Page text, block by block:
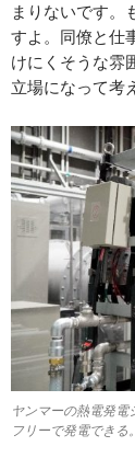
まりないです。
すよ。同僚と仕
けにくそうな雰
立場になって考
ヤンマーの熱電発電
フリーで発電でき